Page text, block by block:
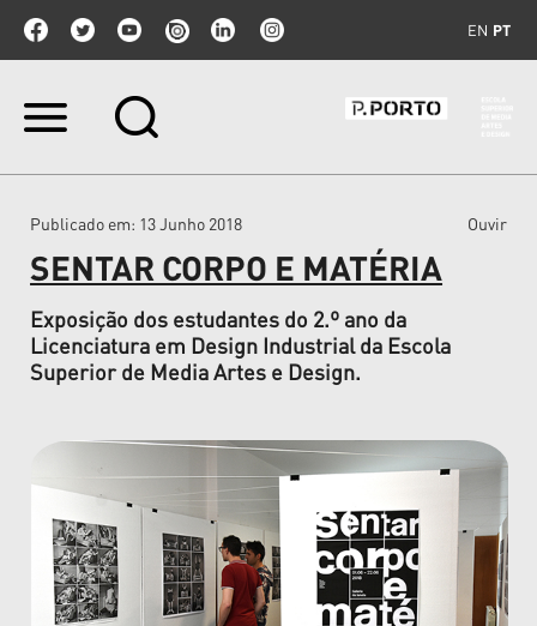
EN PT
Ir
Ir
navegação
Publicado em: 13 Junho 2018 Ouvir
SENTAR CORPO E MATÉRIA
Exposição dos estudantes do 2.º ano da
Licenciatura em Design Industrial da Escola
Superior de Media Artes e Design.